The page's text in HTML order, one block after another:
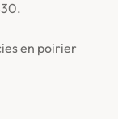
en poirier